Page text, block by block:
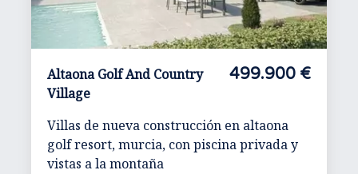
Altaona Golf And Country
Village
499.900 €
Villas de nueva construcción en altaona
golf resort, murcia, con piscina privada y
vistas a la montaña